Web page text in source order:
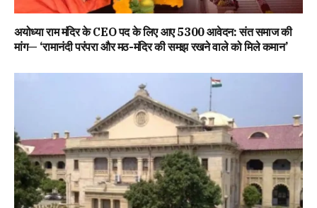
अयोध्या राम मंदिर के CEO पद के लिए आए 5300 आवेदन: संत समाज की
मांग— ‘रामानंदी परंपरा और मठ-मंदिर की समझ रखने वाले को मिले कमान’